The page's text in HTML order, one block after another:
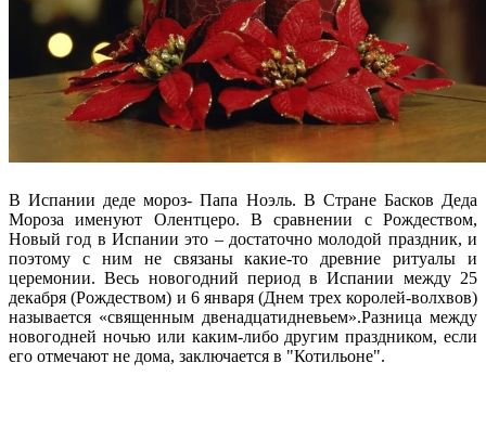
В Испании деде мороз- Папа Ноэль. В Стране Басков Деда
Мороза именуют Олентцеро. В сравнении с Рождеством,
Новый год в Испании это – достаточно молодой праздник, и
поэтому с ним не связаны какие-то древние ритуалы и
церемонии. Весь новогодний период в Испании между 25
декабря (Рождеством) и 6 января (Днем трех королей-волхвов)
называется «священным двенадцатидневьем».Разница между
новогодней ночью или каким-либо другим праздником, если
его отмечают не дома, заключается в "Котильоне".